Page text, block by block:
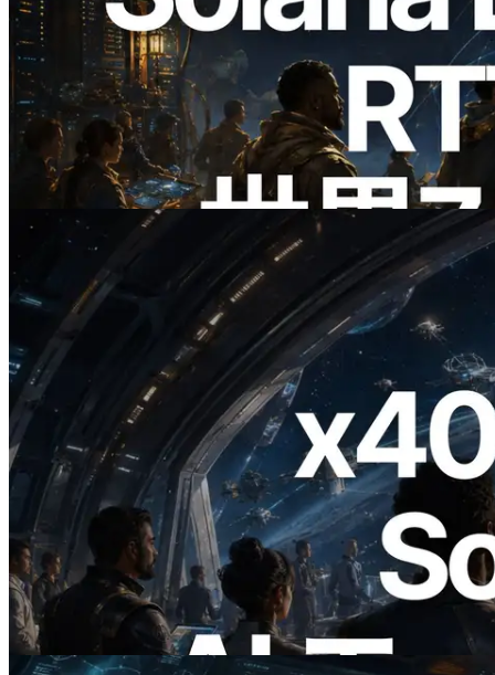
2026.08.05
ERPC、Solana Leader Slot APIを世界7
リージョンのping計測に拡張—
Validators Information APIも公開
この記事を読む
2026.07.04
ERPC、x402 決済対応の Solana RPC を
公開 — AI エージェントが必要な API
にその場で支払う時代の幕開け
この記事を読む